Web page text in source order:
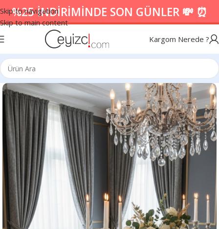
Skip to navigation
Skip to main content
%25 İNDİRİMİNDE SON GÜNLER 💸 ⏰
Kargom Nerede ?